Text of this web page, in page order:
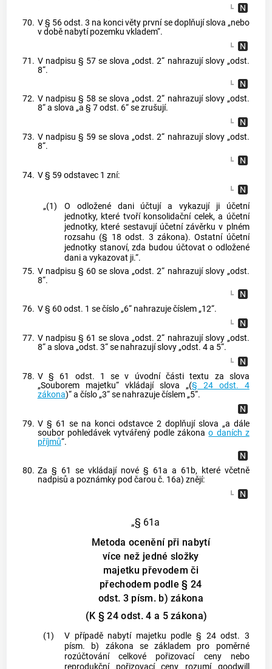
70. V § 56 odst. 3 na konci věty první se doplňují slova „nebo
v době nabytí pozemku vkladem“.
71. V nadpisu § 57 se slova „odst. 2“ nahrazují slovy „odst.
8“.
72. V nadpisu § 58 se slova „odst. 2“ nahrazují slovy „odst.
8“ a slova „a § 7 odst. 6“ se zrušují.
73. V nadpisu § 59 se slova „odst. 2“ nahrazují slovy „odst.
8“.
74. V § 59 odstavec 1 zní:
„(1)
O odložené dani účtují a vykazují ji účetní
jednotky, které tvoří konsolidační celek, a účetní
jednotky, které sestavují účetní závěrku v plném
rozsahu (§ 18 odst. 3 zákona). Ostatní účetní
jednotky stanoví, zda budou účtovat o odložené
dani a vykazovat ji.“.
75. V nadpisu § 60 se slova „odst. 2“ nahrazují slovy „odst.
8“.
76. V § 60 odst. 1 se číslo „6“ nahrazuje číslem „12“.
77. V nadpisu § 61 se slova „odst. 2“ nahrazují slovy „odst.
8“ a slova „odst. 3“ se nahrazují slovy „odst. 4 a 5“.
78. V § 61 odst. 1 se v úvodní části textu za slova
„Souborem majetku“ vkládají slova „(§ 24 odst. 4
zákona)“ a číslo „3“ se nahrazuje číslem „5“.
79. V § 61 se na konci odstavce 2 doplňují slova „a dále
soubor pohledávek vytvářený podle zákonao daních z
příjmů“.
80. Za § 61 se vkládají nové § 61a a 61b, které včetně
nadpisů a poznámky pod čarou č. 16a) znějí:
„§ 61a
Metoda ocenění při nabytí
více než jedné složky
majetku převodem či
přechodem podle § 24
odst. 3 písm. b) zákona
(K § 24 odst. 4 a 5 zákona)
(1)
V případě nabytí majetku podle § 24 odst. 3
písm. b) zákona se základem pro poměrné
rozúčtování celkové pořizovací ceny nebo